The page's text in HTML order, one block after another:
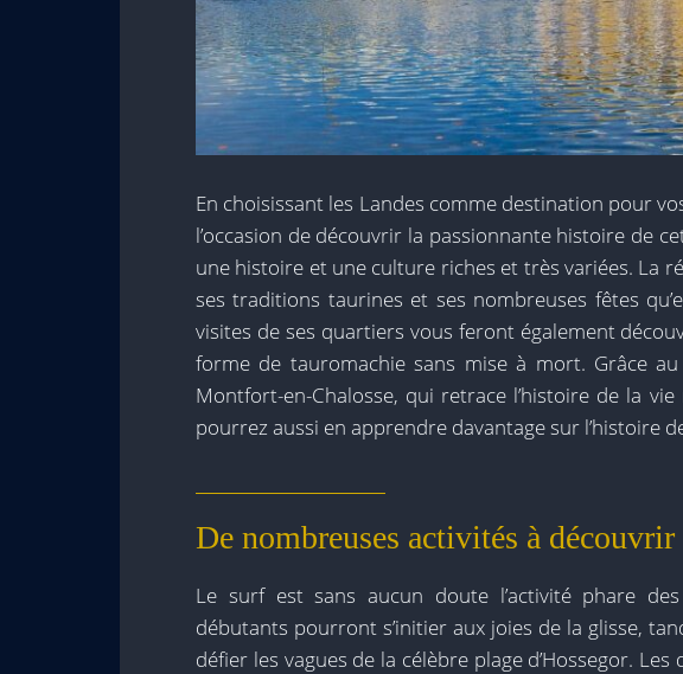
En choisissant les Landes comme destination pour
l’occasion de découvrir la passionnante histoire de
une histoire et une culture riches et très variées. La
ses traditions taurines et ses nombreuses fêtes
visites de ses quartiers vous feront également
forme de tauromachie sans mise à mort. Grâce
Montfort-en-Chalosse, qui retrace l’histoire de la
pourrez aussi en apprendre davantage sur l’histoire
De nombreuses activités à découvrir
Le surf est sans aucun doute l’activité phare
débutants pourront s’initier aux joies de la glisse,
défier les vagues de la célèbre plage d’Hossegor.